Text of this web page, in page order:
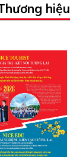
hiệu